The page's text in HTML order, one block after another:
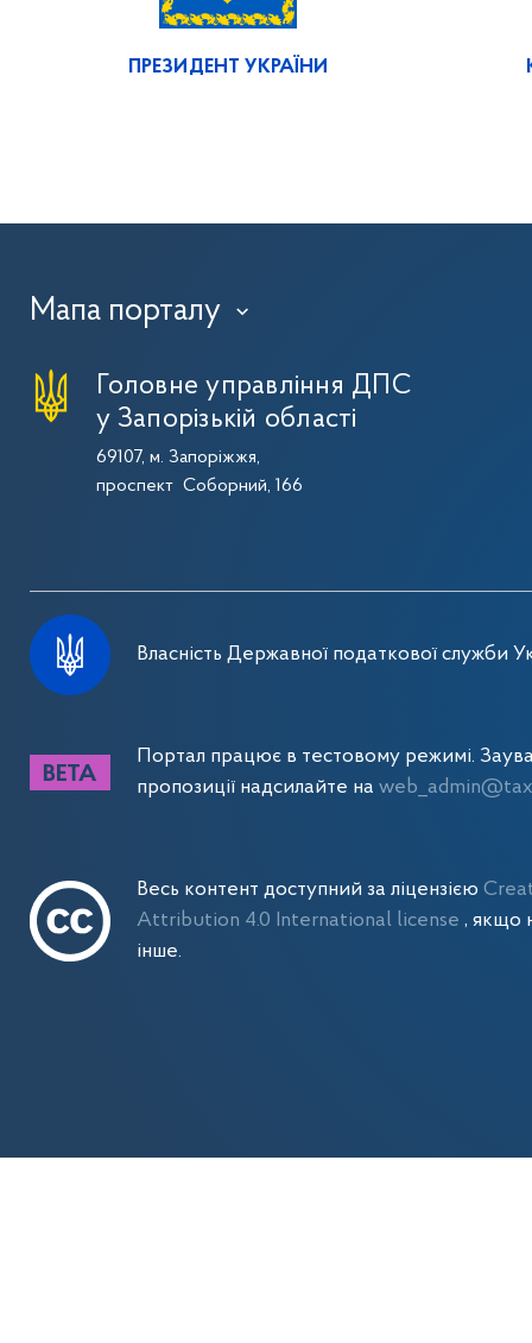
ПРЕЗИДЕНТ УКРАЇНИ
Мапа порталу ›
Головне управління ДПС
у Запорізькій області
69107, м. Запоріжжя,
проспект Соборний, 166
Власність Державної податкової служби
Портал працює в тестовому режимі.
пропозиції надсилайте на
Весь контент доступний за ліцензією
Attribution 4.0 International license , якщо
інше.